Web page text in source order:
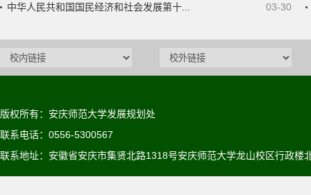
中华人民共和国国民经济和社会发展第十... 03-30
版权所有：安庆师范大学发展规划处
联系电话：0556-5300567
联系地址：安徽省安庆市集贤北路1318号安庆师范大学龙山校区行政楼